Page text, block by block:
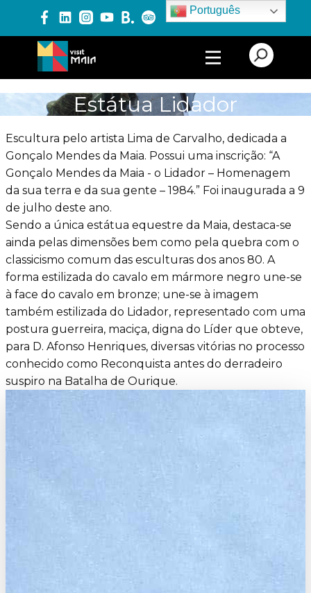
Português
PRODUTOS E SERVIÇOS
EVENTOS
BLOG
Estátua Lidador
Escultura pelo artista Lima de Carvalho, dedicada a
Gonçalo Mendes da Maia. Possui uma inscrição: “A
Gonçalo Mendes da Maia - o Lidador – Homenagem
da sua terra e da sua gente – 1984.” Foi inaugurada a 9
de julho deste ano.
Sendo a única estátua equestre da Maia, destaca-se
ainda pelas dimensões bem como pela quebra com o
classicismo comum das esculturas dos anos 80. A
forma estilizada do cavalo em mármore negro une-se
à face do cavalo em bronze; une-se à imagem
também estilizada do Lidador, representado com uma
postura guerreira, maciça, digna do Líder que obteve,
para D. Afonso Henriques, diversas vitórias no processo
conhecido como Reconquista antes do derradeiro
suspiro na Batalha de Ourique.